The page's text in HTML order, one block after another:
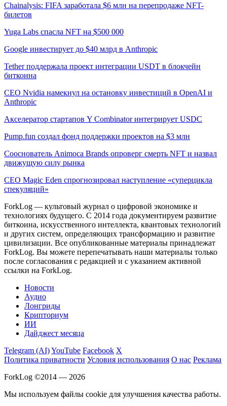
Chainalysis: FIFA заработала $6 млн на перепродаже NFT-
билетов
Yuga Labs спасла NFT на $500 000
Google инвестирует до $40 млрд в Anthropic
Tether поддержала проект интеграции USDT в блокчейн
биткоина
CEO Nvidia намекнул на остановку инвестиций в OpenAI и
Anthropic
Акселератор стартапов Y Combinator интегрирует USDC
Pump.fun создал фонд поддержки проектов на $3 млн
Сооснователь Animoca Brands опроверг смерть NFT и назвал
движущую силу рынка
CEO Magic Eden спрогнозировал наступление «суперцикла
спекуляций»
ForkLog — культовый журнал о цифровой экономике и
технологиях будущего. С 2014 года документируем развитие
биткоина, искусственного интеллекта, квантовых технологий
и других систем, определяющих трансформацию и развитие
цивилизации. Все опубликованные материалы принадлежат
ForkLog. Вы можете перепечатывать наши материалы только
после согласования с редакцией и с указанием активной
ссылки на ForkLog.
Новости
Аудио
Лонгриды
Крипториум
ИИ
Дайджест месяца
Telegram (AI)YouTube Facebook X
Политика приватности Условия использования О нас Реклама
ForkLog ©2014 — 2026
Мы используем файлы cookie для улучшения качества работы.